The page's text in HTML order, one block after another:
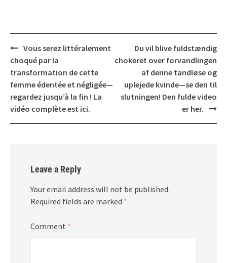
Post
navigation
Vous serez littéralement
choqué par la
transformation de cette
femme édentée et négligée—
regardez jusqu’à la fin ! La
vidéo complète est ici.
Du vil blive fuldstændig
chokeret over forvandlingen
af denne tandløse og
uplejede kvinde—se den til
slutningen! Den fulde video
er her.
Leave a Reply
Your email address will not be published.
Required fields are marked *
Comment *